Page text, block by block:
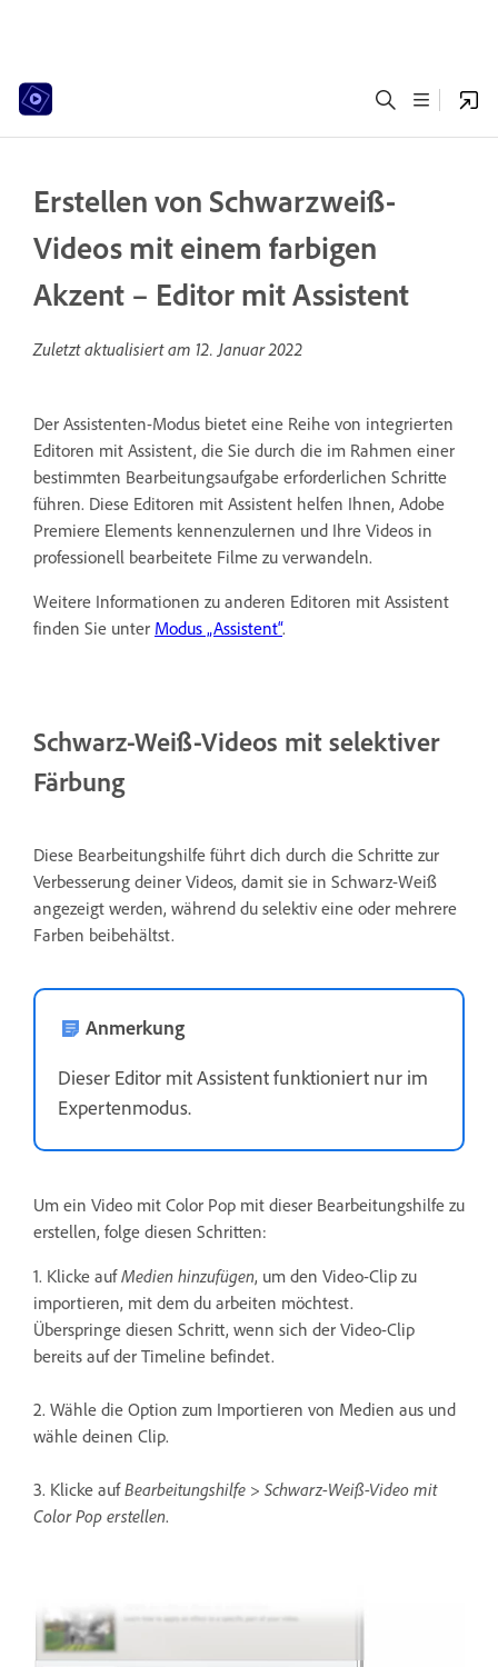
Erstellen von Schwarzweiß-
Videos mit einem farbigen
Akzent – Editor mit Assistent
Zuletzt aktualisiert am 12. Januar 2022
Der Assistenten-Modus bietet eine Reihe von integrierten
Editoren mit Assistent, die Sie durch die im Rahmen einer
bestimmten Bearbeitungsaufgabe erforderlichen Schritte
führen. Diese Editoren mit Assistent helfen Ihnen, Adobe
Premiere Elements kennenzulernen und Ihre Videos in
professionell bearbeitete Filme zu verwandeln.
Weitere Informationen zu anderen Editoren mit Assistent
finden Sie unter Modus „Assistent“.
Schwarz-Weiß-Videos mit selektiver
Färbung
Diese Bearbeitungshilfe führt dich durch die Schritte zur
Verbesserung deiner Videos, damit sie in Schwarz-Weiß
angezeigt werden, während du selektiv eine oder mehrere
Farben beibehältst.
Anmerkung
Dieser Editor mit Assistent funktioniert nur im
Expertenmodus.
Um ein Video mit Color Pop mit dieser Bearbeitungshilfe zu
erstellen, folge diesen Schritten:
1. Klicke aufMedien hinzufügen, um den Video-Clip zu
importieren, mit dem du arbeiten möchtest.
Überspringe diesen Schritt, wenn sich der Video-Clip
bereits auf der Timeline befindet.
2. Wähle die Option zum Importieren von Medien aus und
wähle deinen Clip.
3. Klicke aufBearbeitungshilfe > Schwarz-Weiß-Video mit
Color Pop erstellen.